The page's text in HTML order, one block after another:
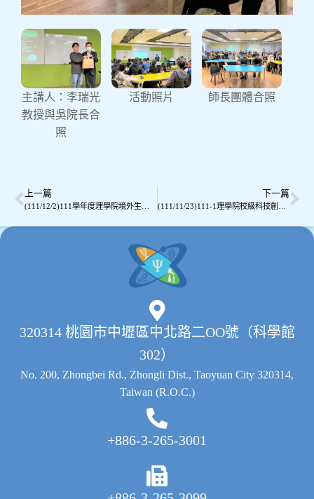
中原大學理學院科學講
座-2022諾貝爾物理學獎
中原大學理學院與物理學系於111年12月07日舉
辦2022諾貝爾物理學獎科學講座，主講人為李瑞
光教授(國立清華大學光電工程研究所)，主題: 量
子糾纏：從虛無的鬼魅猜想，到潛力無窮的量子
子物理學家分別利用量子糾纏態進行突破性實
好準備。李教授之精彩演講，吸引教職員生約80
人前來聆聽，大家獲益良多，本次活動圓滿成
主講人：李瑞光
教授與吳院長合
照
活動照片 師長團體合照
上一篇 下一篇
320314 桃園市中壢區中北路二OO號（科學館
302）
No. 200, Zhongbei Rd., Zhongli Dist., Taoyuan City 320314,
Taiwan (R.O.C.)
+886-3-265-3001